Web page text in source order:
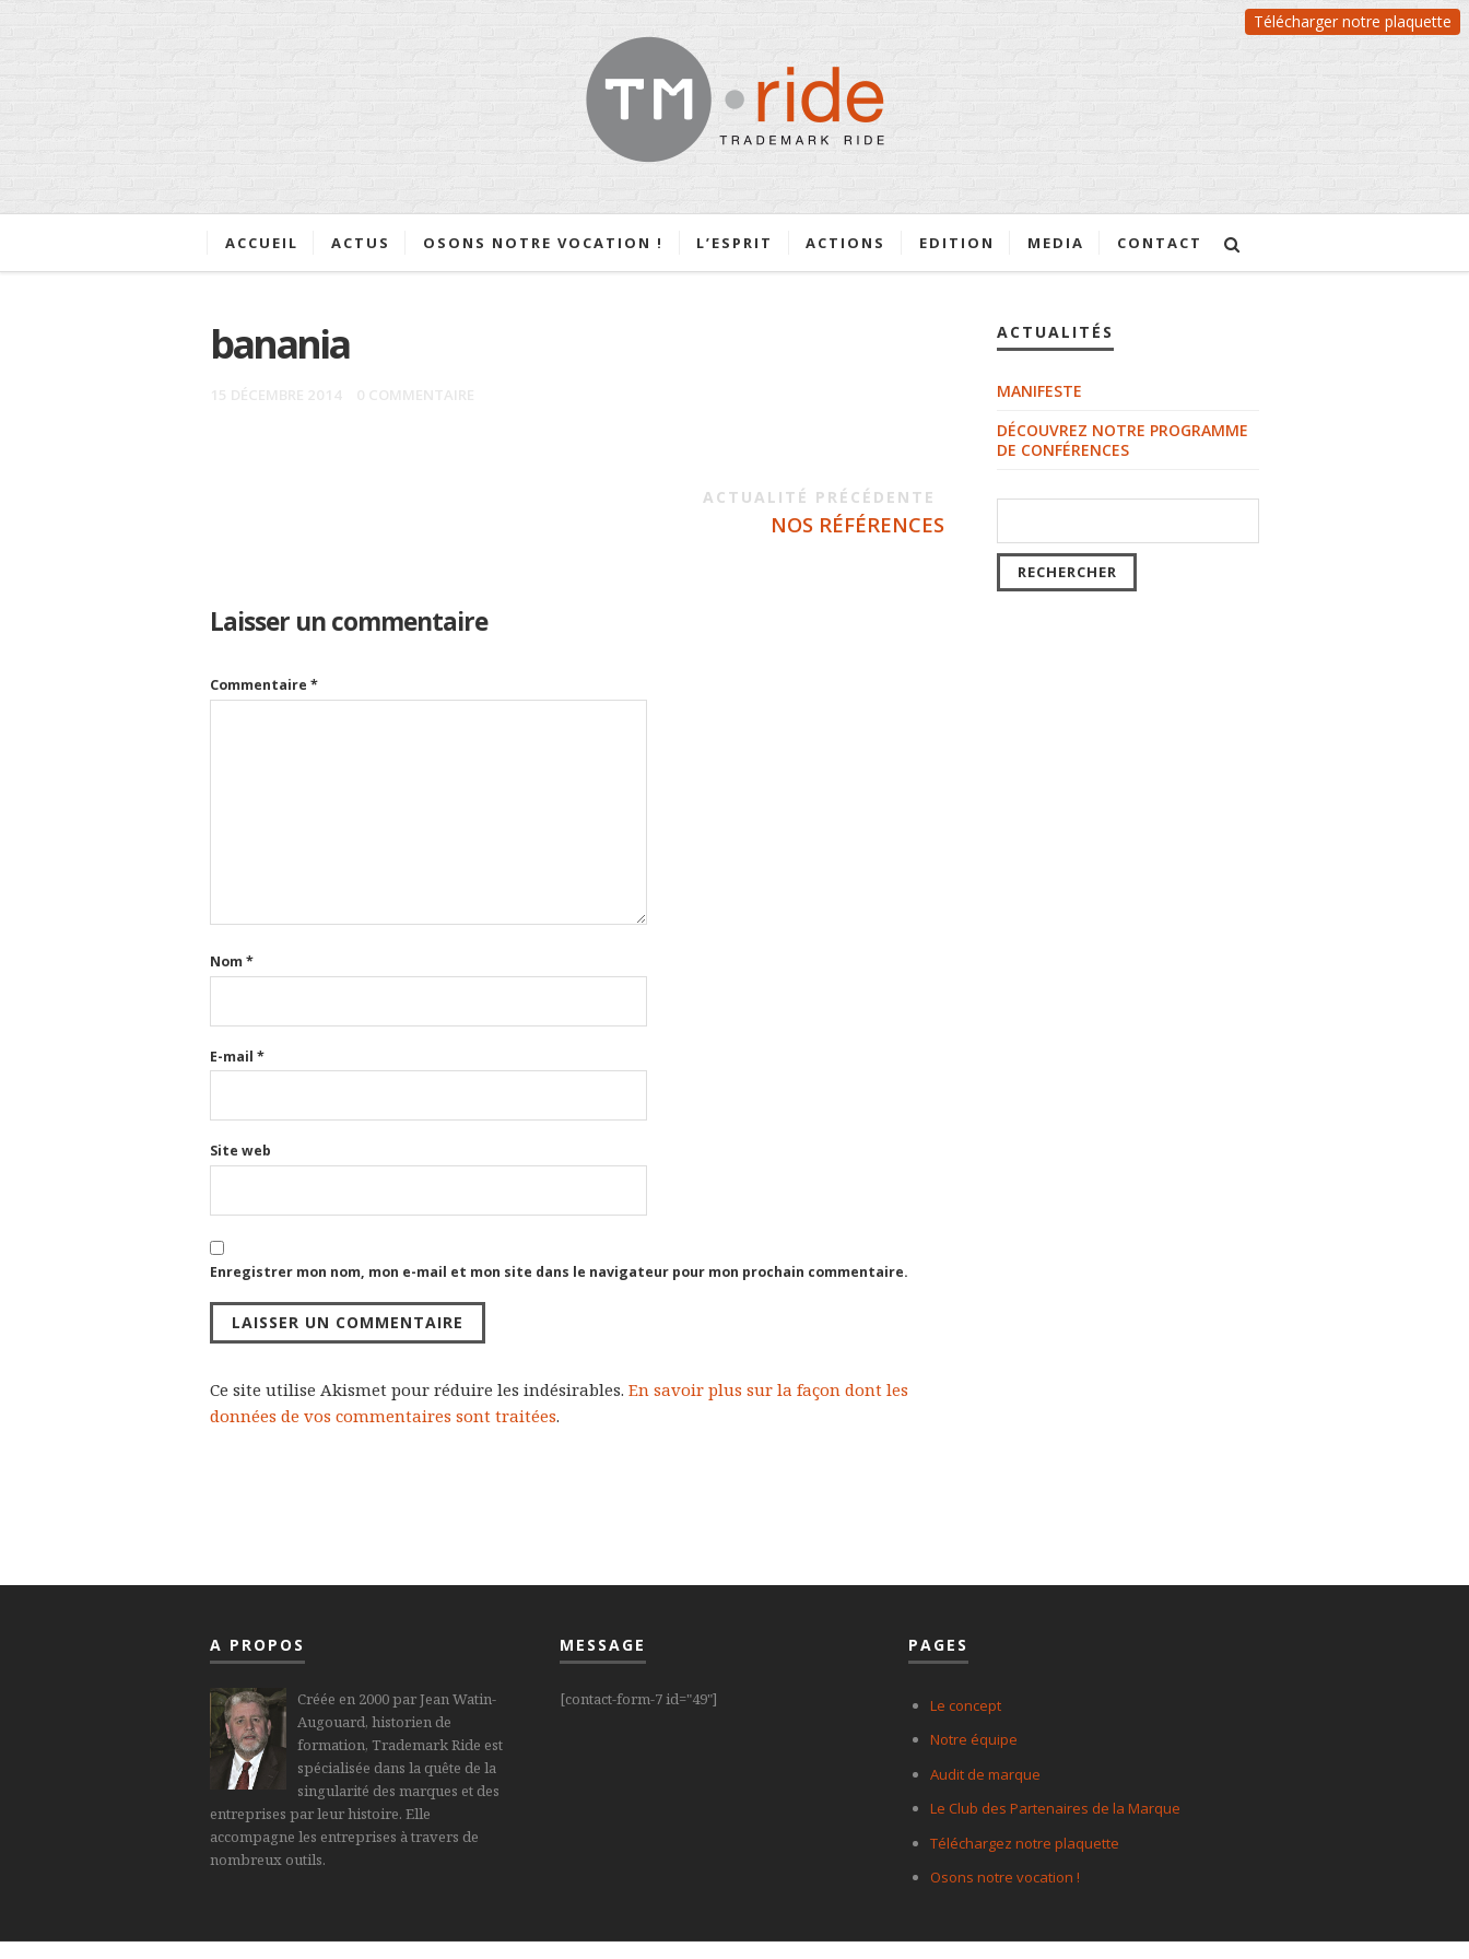
Télécharger notre plaquette
ACCUEIL ACTUS OSONS NOTRE VOCATION ! L’ESPRIT ACTIONS EDITION MEDIA CONTACT
banania
15 DÉCEMBRE 2014 0 COMMENTAIRE
ACTUALITÉ PRÉCÉDENTE
NOS RÉFÉRENCES
Laisser un commentaire
Commentaire *
Nom*
E-mail *
Site web
Enregistrer mon nom, mon e-mail et mon site dans le navigateur pour mon prochain commentaire.
Ce site utilise Akismet pour réduire les indésirables. En savoir plus sur la façon dont les
données de vos commentaires sont traitées.
ACTUALITÉS
MANIFESTE
DÉCOUVREZ NOTRE PROGRAMME
DE CONFÉRENCES
A PROPOS
Créée en 2000 par Jean Watin-
Augouard, historien de
formation, Trademark Ride est
spécialisée dans la quête de la
singularité des marques et des
entreprises par leur histoire. Elle
accompagne les entreprises à travers de
nombreux outils.
MESSAGE
[contact-form-7 id="49"]
PAGES
Le concept
Notre équipe
Audit de marque
Le Club des Partenaires de la Marque
Téléchargez notre plaquette
Osons notre vocation !